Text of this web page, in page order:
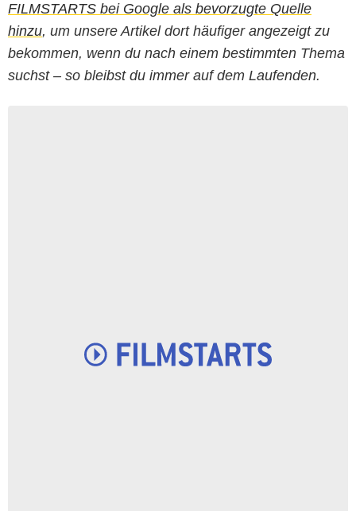
FILMSTARTS bei Google als bevorzugte Quelle
hinzu, um unsere Artikel dort häufiger angezeigt zu
bekommen, wenn du nach einem bestimmten Thema
suchst – so bleibst du immer auf dem Laufenden.